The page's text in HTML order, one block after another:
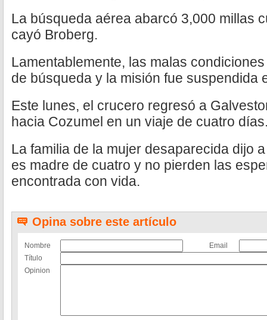
La búsqueda aérea abarcó 3,000 millas
cayó Broberg.
Lamentablemente, las malas
de búsqueda y la misión fue suspendida
Este lunes, el crucero regresó a
hacia Cozumel en un viaje de cuatro
La familia de la mujer desaparecida dijo
es madre de cuatro y no pierden las
encontrada con vida.
Opina sobre este artículo
Nombre
Email
Título
Opinion